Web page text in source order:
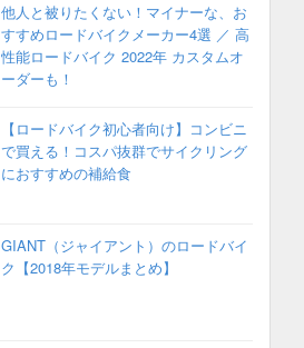
他人と被りたくない！マイナーな、お
すすめロードバイクメーカー4選 ／ 高
性能ロードバイク 2022年 カスタムオ
ーダーも！
【ロードバイク初心者向け】コンビニ
で買える！コスパ抜群でサイクリング
におすすめの補給食
GIANT（ジャイアント）のロードバイ
ク【2018年モデルまとめ】